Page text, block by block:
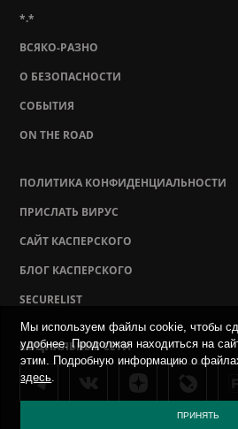
*.*
ВСЯКО-РАЗНО
О БЕЗОПАСНОСТИ
СОБЫТИЯ
ON THE ROAD
ПОЛИТИКА КОНФИДЕНЦИАЛЬНОСТИ
ПРИСЛАТЬ ВИРУС
САЙТ КАСПЕРСКОГО
БЛОГ КАСПЕРСКОГО
SECURELIST
СОЦИАЛЬНЫЕ СЕТИ
Мы используем файлы cookie, чтобы
удобнее. Продолжая находиться на
этим. Подробную информацию о
здесь.
ПРИНЯТЬ